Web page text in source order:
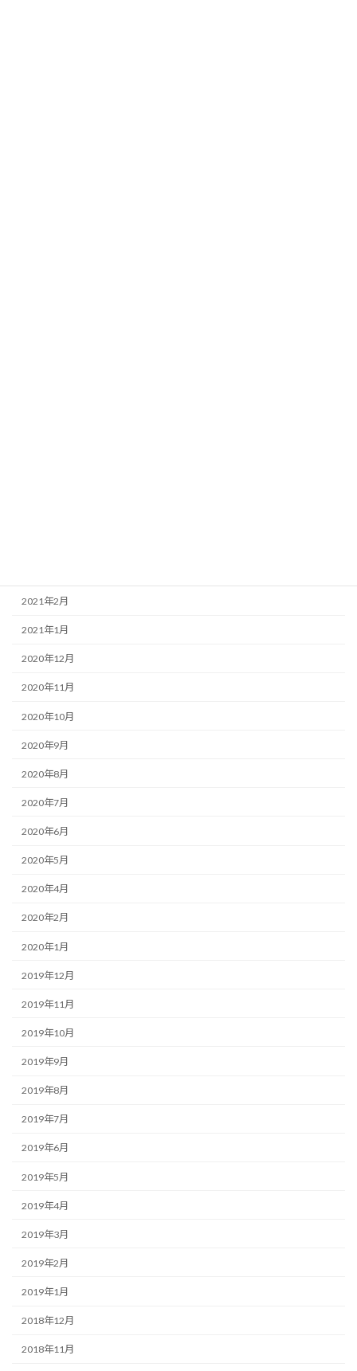
2021年2月
2021年1月
2020年12月
2020年11月
2020年10月
2020年9月
2020年8月
2020年7月
2020年6月
2020年5月
2020年4月
2020年2月
2020年1月
2019年12月
2019年11月
2019年10月
2019年9月
2019年8月
2019年7月
2019年6月
2019年5月
2019年4月
2019年3月
2019年2月
2019年1月
2018年12月
2018年11月